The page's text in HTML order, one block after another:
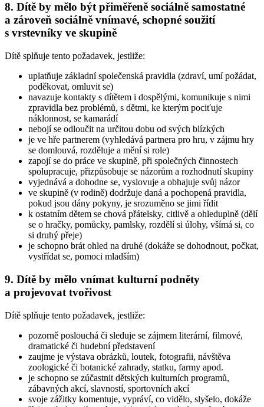
8. Dítě by mělo být přiměřeně sociálně samostatné
a zároveň sociálně vnímavé, schopné soužití
s vrstevníky ve skupině
Dítě splňuje tento požadavek, jestliže:
uplatňuje základní společenská pravidla (zdraví, umí požádat,
poděkovat, omluvit se)
navazuje kontakty s dítětem i dospělými, komunikuje s nimi
zpravidla bez problémů, s dětmi, ke kterým pociťuje
náklonnost, se kamarádí
nebojí se odloučit na určitou dobu od svých blízkých
je ve hře partnerem (vyhledává partnera pro hru, v zájmu hry
se domlouvá, rozděluje a mění si role)
zapojí se do práce ve skupině, při společných činnostech
spolupracuje, přizpůsobuje se názorům a rozhodnutí skupiny
vyjednává a dohodne se, vyslovuje a obhajuje svůj názor
ve skupině (v rodině) dodržuje daná a pochopená pravidla,
pokud jsou dány pokyny, je srozuměno se jimi řídit
k ostatním dětem se chová přátelsky, citlivě a ohleduplně (dělí
se o hračky, pomůcky, pamlsky, rozdělí si úlohy, všímá si, co
si druhý přeje)
je schopno brát ohled na druhé (dokáže se dohodnout, počkat,
vystřídat se, pomoci mladším)
9. Dítě by mělo vnímat kulturní podněty
a projevovat tvořivost
Dítě splňuje tento požadavek, jestliže:
pozorně poslouchá či sleduje se zájmem literární, filmové,
dramatické či hudební představení
zaujme je výstava obrázků, loutek, fotografii, návštěva
zoologické či botanické zahrady, statku, farmy apod.
je schopno se zúčastnit dětských kulturních programů,
zábavných akcí, slavností, sportovních akcí
svoje zážitky komentuje, vypráví, co vidělo, slyšelo, dokáže